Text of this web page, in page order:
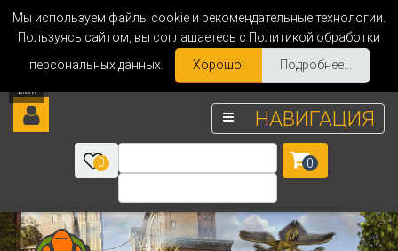
Мы используем файлы cookie и рекомендательные технологии.
Пользуясь сайтом, вы соглашаетесь с Политикой обработки
персональных данных.
Хорошо! Подробнее...
НАВИГАЦИЯ
0 0